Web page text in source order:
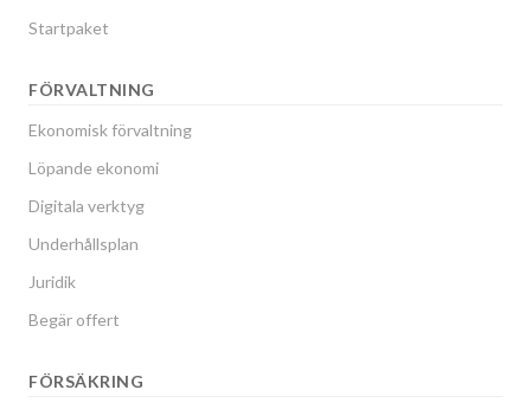
Startpaket
FÖRVALTNING
Ekonomisk förvaltning
Löpande ekonomi
Digitala verktyg
Underhållsplan
Juridik
Begär offert
FÖRSÄKRING